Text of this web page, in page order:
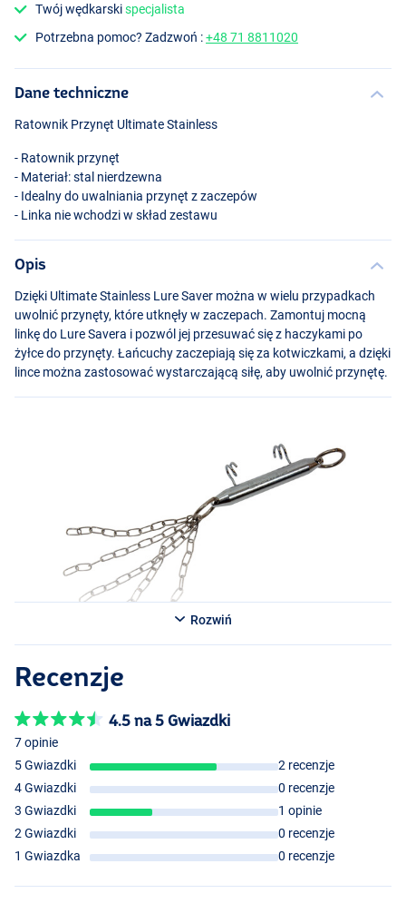
Twój wędkarskispecjalista
Potrzebna pomoc? Zadzwoń :+48 71 8811020
Dane techniczne
Ratownik Przynęt Ultimate Stainless
- Ratownik przynęt
- Materiał: stal nierdzewna
- Idealny do uwalniania przynęt z zaczepów
- Linka nie wchodzi w skład zestawu
Opis
Dzięki Ultimate Stainless Lure Saver można w wielu przypadkach
uwolnić przynęty, które utknęły w zaczepach. Zamontuj mocną
linkę do Lure Savera i pozwól jej przesuwać się z haczykami po
żyłce do przynęty. Łańcuchy zaczepiają się za kotwiczkami, a dzięki
lince można zastosować wystarczającą siłę, aby uwolnić przynętę.
Rozwiń
Recenzje
4.5 na 5 Gwiazdki
7 opinie
5 Gwiazdki
2 recenzje
4 Gwiazdki
0 recenzje
3 Gwiazdki
1 opinie
2 Gwiazdki
0 recenzje
1 Gwiazdka
0 recenzje